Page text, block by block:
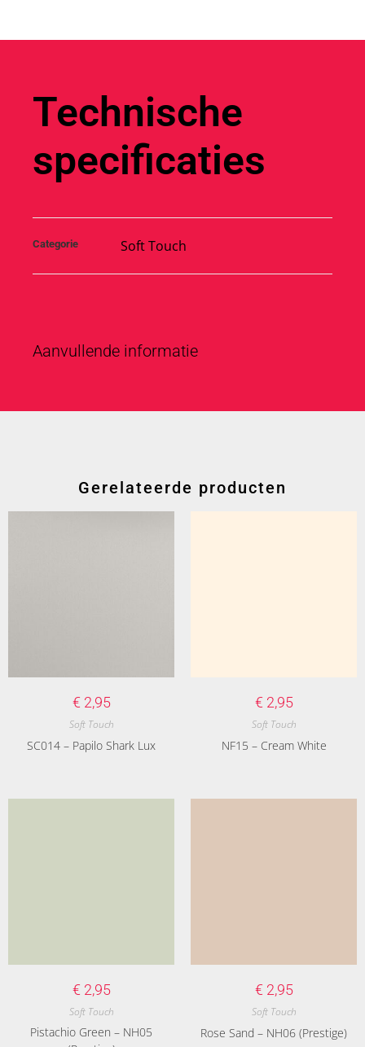
Technische
specificaties
Categorie Soft Touch
Aanvullende informatie
Gerelateerde producten
€ 2,95
Soft Touch
SC014 – Papilo Shark Lux
€ 2,95
Soft Touch
NF15 – Cream White
€ 2,95
Soft Touch
Pistachio Green – NH05
€ 2,95
Soft Touch
Rose Sand – NH06 (Prestige)